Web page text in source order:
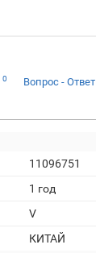
0 Вопрос - Ответ
11096751
1 год
V
КИТАЙ